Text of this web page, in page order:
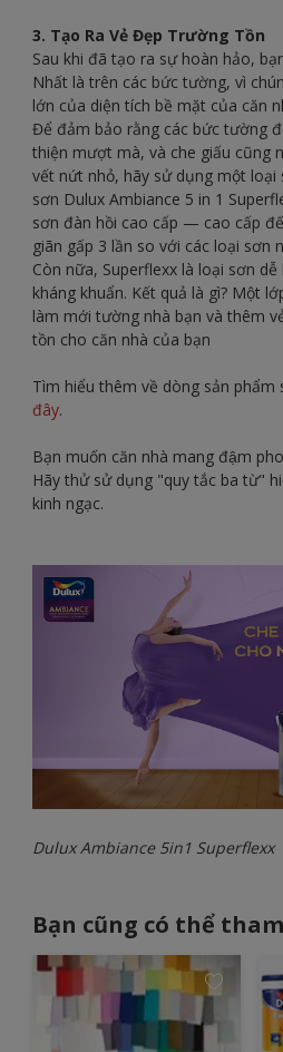
3. Tạo Ra Vẻ Đẹp Trường Tồn
Sau khi đã tạo ra sự hoàn hảo,
Nhất là trên các bức tường, vì
lớn của diện tích bề mặt của căn
Để đảm bảo rằng các bức tường
thiện mượt mà, và che giấu cũng
vết nứt nhỏ, hãy sử dụng một loại
sơn Dulux Ambiance 5 in 1
sơn đàn hồi cao cấp — cao cấp
giãn gấp 3 lần so với các loại sơn
Còn nữa, Superflexx là loại sơn
kháng khuẩn. Kết quả là gì? Một
làm mới tường nhà bạn và thêm
tồn cho căn nhà của bạn
Tìm hiểu thêm về dòng sản phẩm
đây.
Bạn muốn căn nhà mang đậm
Hãy thử sử dụng "quy tắc ba từ"
kinh ngạc.
Dulux Ambiance 5in1 Superflexx
Bạn cũng có thể